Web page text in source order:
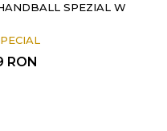
SPEZIAL W
RON